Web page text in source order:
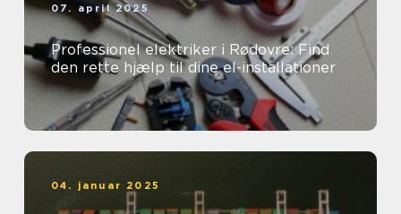
07. april 2025
Professionel elektriker i Rødovre: Find
den rette hjælp til dine el-installationer
04. januar 2025